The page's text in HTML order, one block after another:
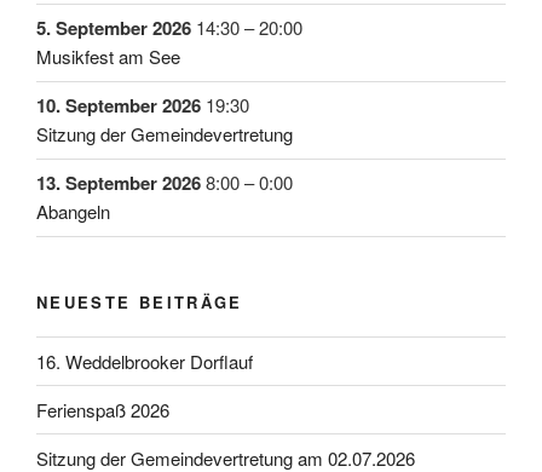
5. September 2026 14:30–20:00
Musikfest am See
10. September 2026 19:30
Sitzung der Gemeindevertretung
13. September 20268:00–0:00
Abangeln
NEUESTE BEITRÄGE
16. Weddelbrooker Dorflauf
Ferienspaß 2026
Sitzung der Gemeindevertretung am 02.07.2026